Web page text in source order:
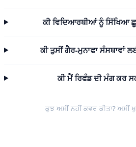
ਕੀ ਵਿਦਿਆਰਥੀਆਂ ਨੂੰ ਸਿੱਖਿਆ
ਕੀ ਤੁਸੀਂ ਗੈਰ-ਮੁਨਾਫਾ ਸੰਸਥਾਵਾਂ
ਕੀ ਮੈਂ ਰਿਫੰਡ ਦੀ ਮੰਗ ਕਰ
ਕੁਝ ਅਸੀਂ ਨਹੀਂ ਕਵਰ ਕੀਤਾ? ਅਸੀਂ